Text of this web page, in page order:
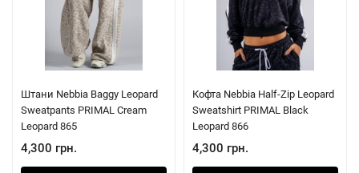
Штани Nebbia Baggy Leopard
Sweatpants PRIMAL Cream
Leopard 865
4,300 грн.
Кофта Nebbia Half-Zip Leopard
Sweatshirt PRIMAL Black
Leopard 866
4,300 грн.